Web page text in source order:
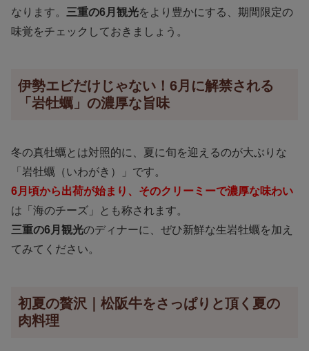
なります。 三重の6月観光をより豊かにする、期間限定の
味覚をチェックしておきましょう。
伊勢エビだけじゃない！6月に解禁される
「岩牡蠣」の濃厚な旨味
冬の真牡蠣とは対照的に、夏に旬を迎えるのが大ぶりな
「岩牡蠣（いわがき）」です。
6月頃から出荷が始まり、そのクリーミーで濃厚な味わい
は「海のチーズ」とも称されます。
三重の6月観光のディナーに、ぜひ新鮮な生岩牡蠣を加え
てみてください。
初夏の贅沢｜松阪牛をさっぱりと頂く夏の
肉料理